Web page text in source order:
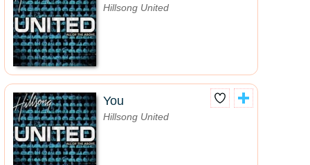
Hillsong United
You
Hillsong United